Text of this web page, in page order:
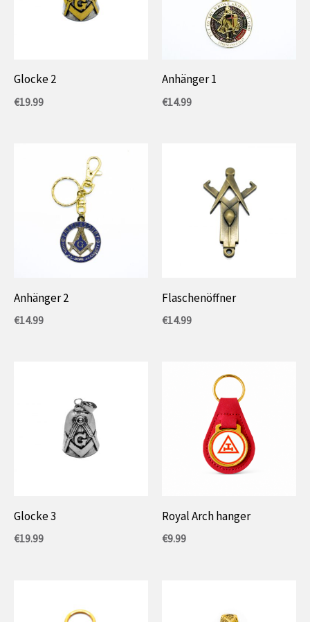
Glocke 2
€19.99
Anhänger 1
€14.99
Anhänger 2
€14.99
Flaschenöffner
€14.99
Glocke 3
€19.99
Royal Arch hanger
€9.99